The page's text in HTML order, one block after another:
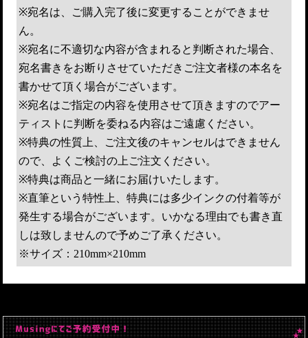
※宛名は、ご購入完了後に変更することができませ
ん。
※宛名に不適切な内容が含まれると判断された場合、
宛名書きをお断りさせていただきご注文者様の本名を
書かせて頂く場合がございます。
※宛名はご指定の内容を使用させて頂きますのでアー
ティストに判断を委ねる内容はご遠慮ください。
※特典の性質上、ご注文後のキャンセルはできません
ので、よくご検討の上ご注文ください。
※特典は商品と一緒にお届けいたします。
※直筆という特性上、特典には多少インクの付着等が
発生する場合がございます。いかなる理由でも書き直
しは致しませんので予めご了承ください。
※サイズ：210mm×210mm